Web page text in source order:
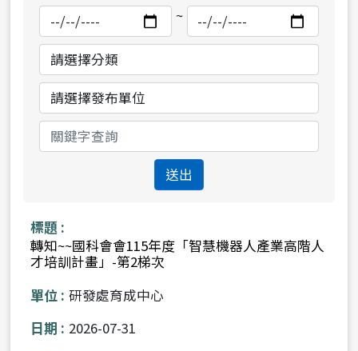
搜
尋
始
期
~
搜
尋
束
期
類
位
送出
轉知~~國科會會115年度「智慧機器人產業高階人
才培訓計畫」-第2梯次
研發處育成中心
2026-07-31